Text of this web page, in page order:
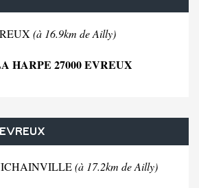
(à 16.9km de Ailly)
HARPE 27000 EVREUX
(à 17.2km de Ailly)